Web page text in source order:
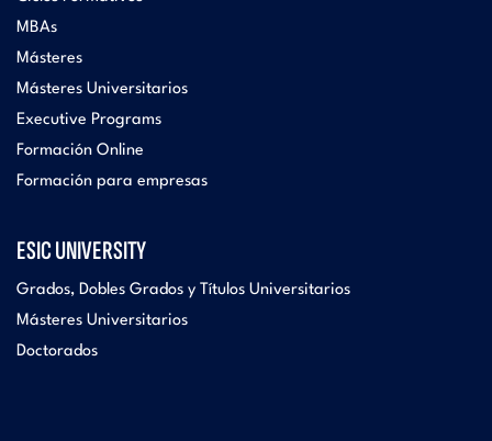
MBAs
Másteres
Másteres Universitarios
Executive Programs
Formación Online
Formación para empresas
ESIC UNIVERSITY
Grados, Dobles Grados y Títulos Universitarios
Másteres Universitarios
Doctorados